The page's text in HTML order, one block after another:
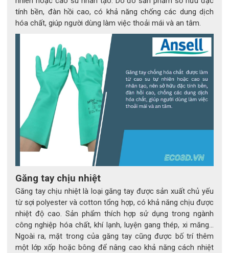
tính bền, đàn hồi cao, có khả năng chống các dung dịch
hóa chất, giúp người dùng làm việc thoải mái và an tâm.
Găng tay chịu nhiệt
Găng tay chịu nhiệt là loại găng tay được sản xuất chủ yếu
từ sợi polyester và cotton tổng hợp, có khả năng chịu được
nhiệt độ cao. Sản phẩm thích hợp sử dụng trong ngành
công nghiệp hóa chất, khí lạnh, luyện gang thép, xi măng…
Ngoài ra, mặt trong của găng tay cũng được bố trí thêm
một lớp xốp hoặc bông để nâng cao khả năng cách nhiệt